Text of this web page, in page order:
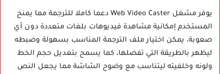
يوفر مشغل Web Video Caster دعما كاملا للترجمة مما يمنح
المستخدم إمكانية مشاهدة فيديوهات بلغات متعددة دون أي
صعوبة، يمكن اختيار ملف الترجمة المناسب بسهولة وضبطه
ليظهر بالطريقة التي تفضلها، كما يسمح بتعديل حجم الخط
ولونه وخلفيته ليتناسب مع وضوح الشاشة مما يجعل النص